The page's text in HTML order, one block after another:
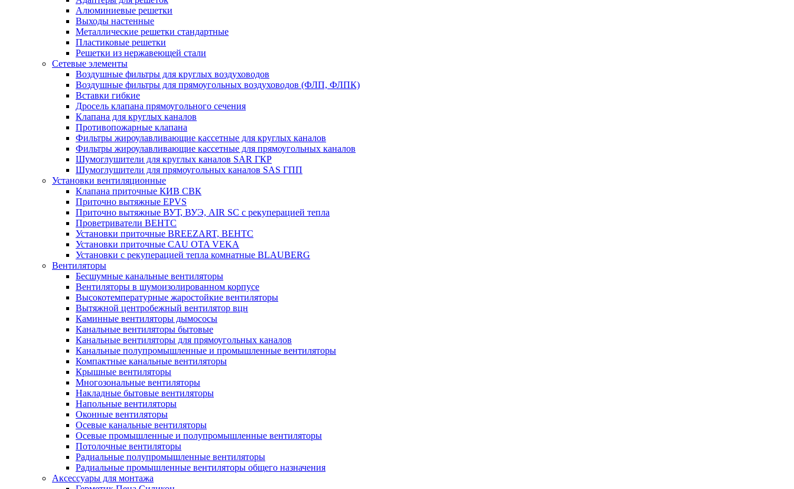
Алюминиевые решетки
Выходы настенные
Металлические решетки стандартные
Пластиковые решетки
Решетки из нержавеющей стали
Сетевые элементы
Воздушные фильтры для круглых воздуховодов
Воздушные фильтры для прямоугольных воздуховодов (ФЛП, ФЛПК)
Вставки гибкие
Дросель клапана прямоугольного сечения
Клапана для круглых каналов
Противопожарные клапана
Фильтры жироулавливающие кассетные для круглых каналов
Фильтры жироулавливающие кассетные для прямоугольных каналов
Шумоглушители для круглых каналов SAR ГКР
Шумоглушители для прямоугольных каналов SAS ГПП
Установки вентиляционные
Клапана приточные КИВ СВК
Приточно вытяжные EPVS
Приточно вытяжные ВУТ, ВУЭ, AIR SC с рекуперацией тепла
Проветриватели ВЕНТС
Установки приточные BREEZART, ВЕНТС
Установки приточные CAU OTA VEKA
Установки с рекуперацией тепла комнатные BLAUBERG
Вентиляторы
Бесшумные канальные вентиляторы
Вентиляторы в шумоизолированном корпусе
Высокотемпературные жаростойкие вентиляторы
Вытяжной центробежный вентилятор вцн
Каминные вентиляторы дымососы
Канальные вентиляторы бытовые
Канальные вентиляторы для прямоугольных каналов
Канальные полупромышленные и промышленные вентиляторы
Компактные канальные вентиляторы
Крышные вентиляторы
Многозональные вентиляторы
Накладные бытовые вентиляторы
Напольные вентиляторы
Оконные вентиляторы
Осевые канальные вентиляторы
Осевые промышленные и полупромышленные вентиляторы
Потолочные вентиляторы
Радиальные полупромышленные вентиляторы
Радиальные промышленные вентиляторы общего назначения
Аксессуары для монтажа